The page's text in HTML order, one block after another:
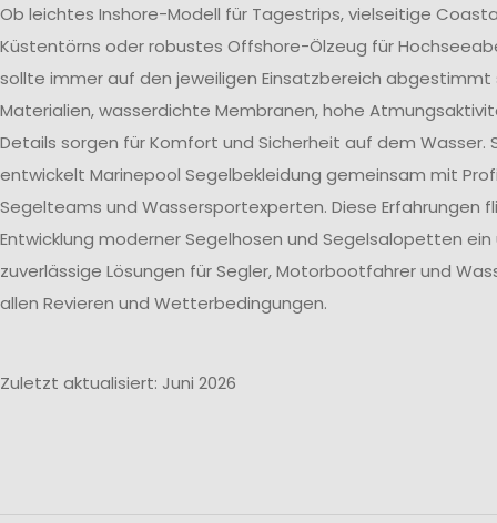
Ob leichtes Inshore-Modell für Tagestrips, vielseitige
Küstentörns oder robustes Offshore-Ölzeug für
sollte immer auf den jeweiligen Einsatzbereich abgestimmt
Materialien, wasserdichte Membranen, hohe
Details sorgen für Komfort und Sicherheit auf dem Wasser.
entwickelt Marinepool Segelbekleidung gemeinsam mit
Segelteams und Wassersportexperten. Diese Erfahrungen
Entwicklung moderner Segelhosen und Segelsalopetten
zuverlässige Lösungen für Segler, Motorbootfahrer und
allen Revieren und Wetterbedingungen.
Zuletzt aktualisiert: Juni 2026